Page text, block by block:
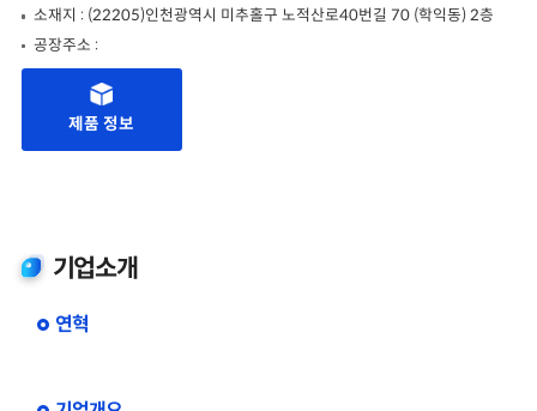
소재지 : (22205)인천광역시 미추홀구 노적산로40번길 70 (학익동) 2층
공장주소 :
제품 정보
기업소개
연혁